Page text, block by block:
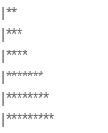
**
***
****
*******
********
*********